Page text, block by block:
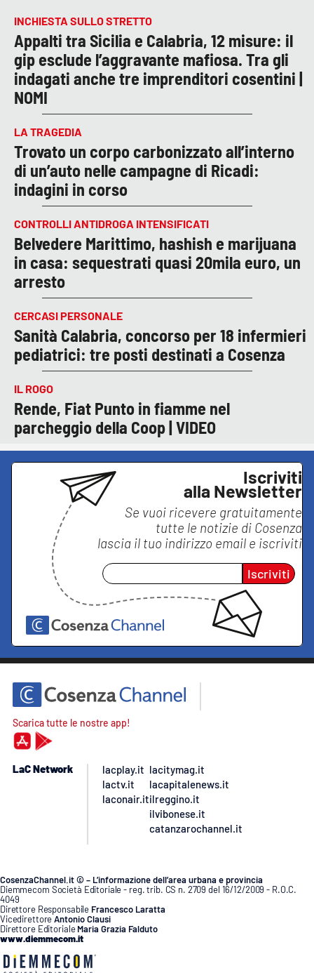
INCHIESTA SULLO STRETTO
Appalti tra Sicilia e Calabria, 12 misure: il
gip esclude l’aggravante mafiosa. Tra gli
indagati anche tre imprenditori cosentini |
NOMI
LA TRAGEDIA
Trovato un corpo carbonizzato all’interno
di un’auto nelle campagne di Ricadi:
indagini in corso
CONTROLLI ANTIDROGA INTENSIFICATI
Belvedere Marittimo, hashish e marijuana
in casa: sequestrati quasi 20mila euro, un
arresto
CERCASI PERSONALE
Sanità Calabria, concorso per 18 infermieri
pediatrici: tre posti destinati a Cosenza
IL ROGO
Rende, Fiat Punto in fiamme nel
parcheggio della Coop | VIDEO
Iscriviti
alla Newsletter
Se vuoi ricevere gratuitamente
tutte le notizie di Cosenza
lascia il tuo indirizzo email e iscriviti
Iscriviti
Scarica tutte le nostre app!
LaC Network
lacplay.it
lactv.it
laconair.it
lacitymag.it
lacapitalenews.it
ilreggino.it
ilvibonese.it
catanzarochannel.it
CosenzaChannel.it © – L’informazione dell’area urbana e provincia
Diemmecom Società Editoriale - reg. trib. CS n. 2709 del 16/12/2009 - R.O.C.
4049
Direttore Responsabile Francesco Laratta
VicedirettoreAntonio Clausi
Direttore Editoriale Maria Grazia Falduto
www.diemmecom.it